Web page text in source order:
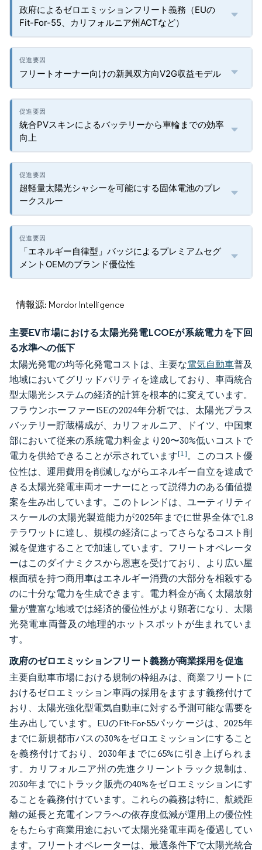
政府によるゼロエミッションフリート義務（EUの
Fit-For-55、カリフォルニア州ACTなど）
フリートオーナー向けの新興双方向V2G収益モデル
統合PVスキンによるバッテリーから車輪までの効率
向上
超軽量太陽光シャシーを可能にする固体電池のブレ
ークスルー
「エネルギー自律型」バッジによるプレミアムセグ
メントOEMのブランド優位性
情報源: Mordor Intelligence
主要EV市場における太陽光発電LCOEが系統電力を下回
る水準への低下
太陽光発電の均等化発電コストは、主要な電気自動車普及
地域においてグリッドパリティを達成しており、車両統合
型太陽光システムの経済的計算を根本的に変えています。
フラウンホーファーISEの2024年分析では、太陽光プラス
バッテリー貯蔵構成が、カリフォルニア、ドイツ、中国東
部において従来の系統電力料金より20〜30%低いコストで
電力を供給できることが示されています[1]。このコスト優
位性は、運用費用を削減しながらエネルギー自立を達成で
きる太陽光発電車両オーナーにとって説得力のある価値提
案を生み出しています。このトレンドは、ユーティリティ
スケールの太陽光製造能力が2025年までに世界全体で1.8
テラワットに達し、規模の経済によってさらなるコスト削
減を促進することで加速しています。フリートオペレータ
ーはこのダイナミクスから恩恵を受けており、より広い屋
根面積を持つ商用車はエネルギー消費の大部分を相殺する
のに十分な電力を生成できます。電力料金が高く太陽放射
量が豊富な地域では経済的優位性がより顕著になり、太陽
光発電車両普及の地理的ホットスポットが生まれていま
す。
政府のゼロエミッションフリート義務が商業採用を促進
主要自動車市場における規制の枠組みは、商業フリートに
おけるゼロエミッション車両の採用をますます義務付けて
おり、太陽光強化型電気自動車に対する予測可能な需要を
生み出しています。EUのFit-For-55パッケージは、2025年
までに新規都市バスの30%をゼロエミッションにすること
を義務付けており、2030年までに65%に引き上げられま
す。カリフォルニア州の先進クリーントラック規制は、
2030年までにトラック販売の40%をゼロエミッションにす
ることを義務付けています。これらの義務は特に、航続距
離の延長と充電インフラへの依存度低減が運用上の優位性
をもたらす商業用途において太陽光発電車両を優遇してい
ます。フリートオペレーターは、最適条件下で太陽光統合